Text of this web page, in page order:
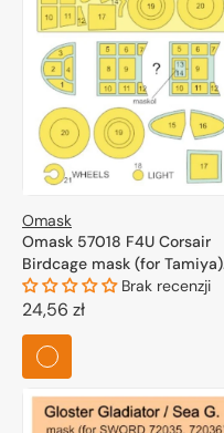
Omask
Omask 57018 F4U Corsair
Birdcage mask (for Tamiya)
1/72
Brak recenzji
Cena
regularna
24,56 zł